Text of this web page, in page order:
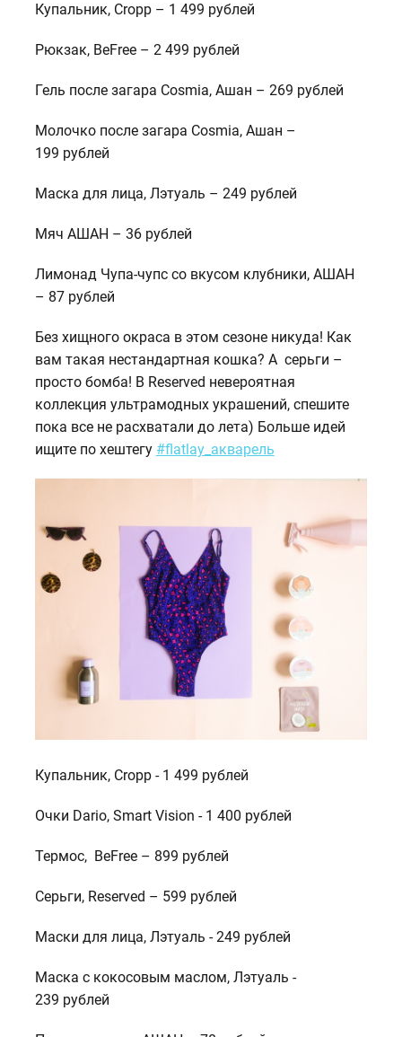
Купальник, Cropp – 1 499 рублей
Рюкзак, BeFree – 2 499 рублей
Гель после загара Cosmia, Ашан – 269 рублей
Молочко после загара Cosmia, Ашан –
199 рублей
Маска для лица, Лэтуаль – 249 рублей
Мяч АШАН – 36 рублей
Лимонад Чупа-чупс со вкусом клубники, АШАН
– 87 рублей
Без хищного окраса в этом сезоне никуда! Как
вам такая нестандартная кошка? А серьги –
просто бомба! В Reserved невероятная
коллекция ультрамодных украшений, спешите
пока все не расхватали до лета) Больше идей
ищите по хештегу #flatlay_акварель
Купальник, Cropp - 1 499 рублей
Очки Dario, Smart Vision - 1 400 рублей
Термос, BeFree – 899 рублей
Серьги, Reserved – 599 рублей
Маски для лица, Лэтуаль - 249 рублей
Маска с кокосовым маслом, Лэтуаль -
239 рублей